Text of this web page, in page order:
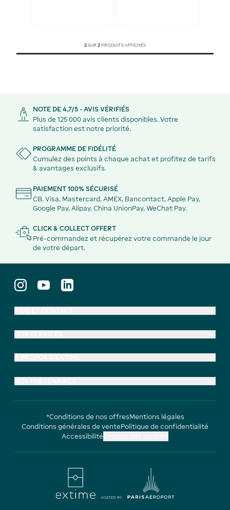
2 SUR 2 PRODUITS AFFICHÉS
NOTE DE 4,7/5 - AVIS VÉRIFIÉS
Plus de 125 000 avis clients disponibles. Votre
satisfaction est notre priorité.
PROGRAMME DE FIDÉLITÉ
Cumulez des points à chaque achat et profitez de tarifs
& avantages exclusifs.
PAIEMENT 100% SÉCURISÉ
CB, Visa, Mastercard, AMEX, Bancontact, Apple Pay,
Google Pay, Alipay, China UnionPay, WeChat Pay.
CLICK & COLLECT OFFERT
Pré-commandez et récupérez votre commande le jour
de votre départ.
*Conditions de nos offresMentions légales
Conditions générales de ventePolitique de confidentialité
Accessibilité